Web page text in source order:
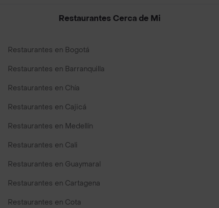
Restaurantes Cerca de Mi
Restaurantes en Bogotá
Restaurantes en Barranquilla
Restaurantes en Chía
Restaurantes en Cajicá
Restaurantes en Medellín
Restaurantes en Cali
Restaurantes en Guaymaral
Restaurantes en Cartagena
Restaurantes en Cota